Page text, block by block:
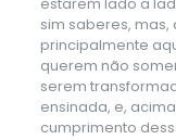
estarem lado a
sim saberes,
principalmente
querem não
serem
ensinada, e,
cumprimento